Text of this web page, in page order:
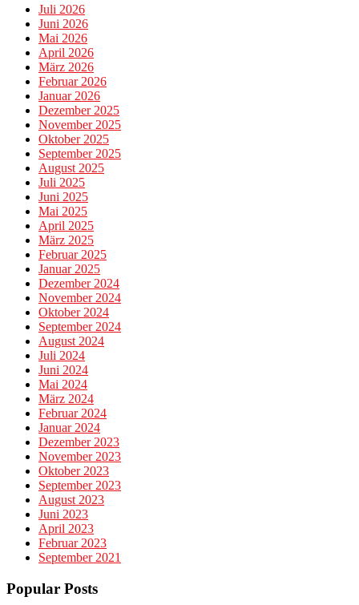
Juli 2026
Juni 2026
Mai 2026
April 2026
März 2026
Februar 2026
Januar 2026
Dezember 2025
November 2025
Oktober 2025
September 2025
August 2025
Juli 2025
Juni 2025
Mai 2025
April 2025
März 2025
Februar 2025
Januar 2025
Dezember 2024
November 2024
Oktober 2024
September 2024
August 2024
Juli 2024
Juni 2024
Mai 2024
März 2024
Februar 2024
Januar 2024
Dezember 2023
November 2023
Oktober 2023
September 2023
August 2023
Juni 2023
April 2023
Februar 2023
September 2021
Popular Posts